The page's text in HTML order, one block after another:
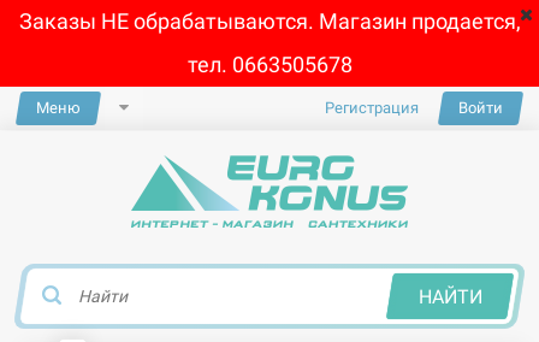
Заказы НЕ обрабатываются. Магазин продается,
тел. 0663505678
Меню Регистрация Войти
НАЙТИ